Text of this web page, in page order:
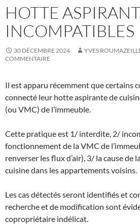
HOTTE
INCOMPATIBLES
30 DÉCEMBRE 2024 YVES
COMMENTAIRE
Il est apparu récemment que certains
connecté leur hotte aspirante de
(ou VMC) de l’immeuble.
Cette pratique est 1/ interdite, 2/
fonctionnement de la VMC de
renverser les flux d’air), 3/ la cause de
cuisine dans les appartements voisins.
Les cas détectés seront identifiés et
recherche et de modification sont
copropriétaire indélicat.